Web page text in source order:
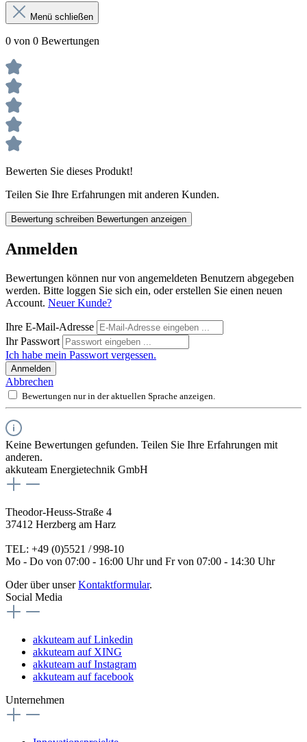
Menü schließen
0 von 0 Bewertungen
Bewerten Sie dieses Produkt!
Teilen Sie Ihre Erfahrungen mit anderen Kunden.
Bewertung schreiben Bewertungen anzeigen
Anmelden
Bewertungen können nur von angemeldeten Benutzern abgegeben
werden. Bitte loggen Sie sich ein, oder erstellen Sie einen neuen
Account. Neuer Kunde?
Ihre E-Mail-Adresse
Ihr Passwort
Ich habe mein Passwort vergessen.
Anmelden
Abbrechen
Bewertungen nur in der aktuellen Sprache anzeigen.
Keine Bewertungen gefunden. Teilen Sie Ihre Erfahrungen mit
anderen.
akkuteam Energietechnik GmbH
Theodor-Heuss-Straße 4
37412 Herzberg am Harz
TEL: +49 (0)5521 / 998-10
Mo - Do von 07:00 - 16:00 Uhr und Fr von 07:00 - 14:30 Uhr
Oder über unserKontaktformular.
Social Media
akkuteam auf Linkedin
akkuteam auf XING
akkuteam auf Instagram
akkuteam auf facebook
Unternehmen